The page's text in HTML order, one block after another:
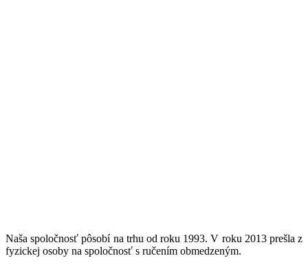
Naša spoločnosť pôsobí na trhu od roku 1993. V roku 2013 prešla z
fyzickej osoby na spoločnosť s ručením obmedzeným.